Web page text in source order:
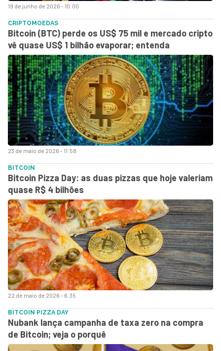
19 de junho de 2026 - 10:00
23 de maio de 2026 - 11:58
CRIPTOMOEDAS
Bitcoin (BTC) perde os US$ 75 mil e mercado cripto
vê quase US$ 1 bilhão evaporar; entenda
22 de maio de 2026 - 6:35
BITCOIN
Bitcoin Pizza Day: as duas pizzas que hoje valeriam
quase R$ 4 bilhões
BITCOIN PIZZA DAY
Nubank lança campanha de taxa zero na compra
de Bitcoin; veja o porquê